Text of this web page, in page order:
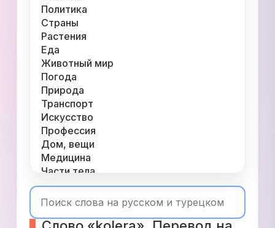
Политика
Страны
Растения
Еда
Животный мир
Погода
Природа
Транспорт
Искусство
Профессия
Дом, вещи
Медицина
Части тела
Одежда
Время
Числа